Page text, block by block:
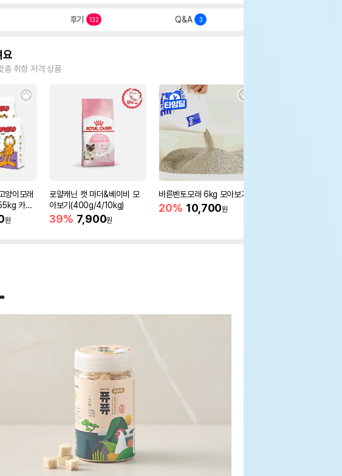
후기 132 Q&A 3
요
춤 취향 저격 상품
양이모래
카사
원
로얄캐닌 캣 마더&베이비 모
아보기(400g/4/10kg)
39% 7,900원
바른벤토모래 6kg 모아보기
20% 10,700원